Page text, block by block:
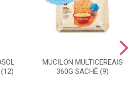
MUCILON MULTICEREAIS
360G SACHÊ (9)